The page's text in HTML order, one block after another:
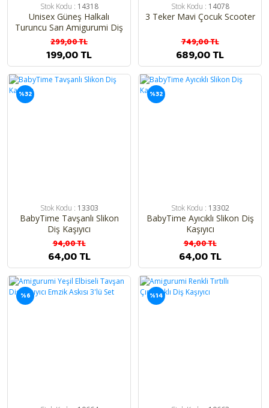
Stok Kodu : 14318
Unisex Güneş Halkalı
Turuncu Sarı Amigurumi Diş
Kaşıyıcı
299,00 TL
199,00 TL
Stok Kodu : 14078
3 Teker Mavi Çocuk Scooter
749,00 TL
689,00 TL
%32
Stok Kodu : 13303
BabyTime Tavşanlı Slikon
Diş Kaşıyıcı
94,00 TL
64,00 TL
%32
Stok Kodu : 13302
BabyTime Ayıcıklı Slikon Diş
Kaşıyıcı
94,00 TL
64,00 TL
%6 %14